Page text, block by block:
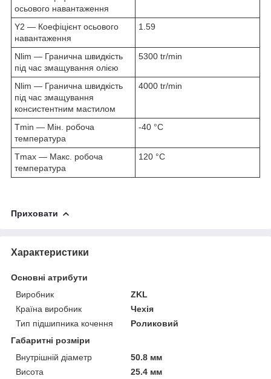
осьового навантаження
Y2 — Коефіцієнт осьового
навантаження
1.59
Nlim — Гранична швидкість
під час змащування олією
5300 tr/min
Nlim — Гранична швидкість
під час змащування
консистентним мастилом
4000 tr/min
Tmin — Мін. робоча
температура
-40 °C
Tmax — Макс. робоча
температура
120 °C
Приховати
Характеристики
Основні атрибути
Виробник
ZKL
Країна виробник
Чехія
Тип підшипника кочення
Роликовий
Габаритні розміри
Внутрішній діаметр
50.8 мм
Висота
25.4 мм